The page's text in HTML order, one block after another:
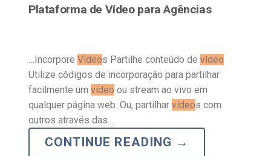
Plataforma de Vídeo para Agências
…Incorpore Vídeos Partilhe conteúdo de vídeo
Utilize códigos de incorporação para partilhar
facilmente um vídeo ou stream ao vivo em
qualquer página web. Ou, partilhar vídeos com
outros através das…
CONTINUE READING →